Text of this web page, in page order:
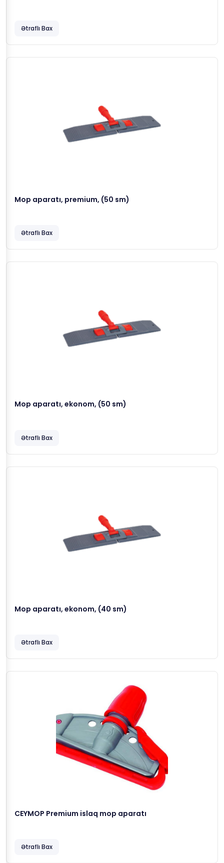
Ətraflı Bax
Mop aparatı, premium, (50 sm)
Ətraflı Bax
Mop aparatı, ekonom, (50 sm)
Ətraflı Bax
Mop aparatı, ekonom, (40 sm)
Ətraflı Bax
CEYMOP Premium islaq mop aparatı
Ətraflı Bax